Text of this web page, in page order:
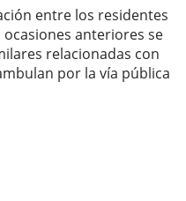
entre los residentes
anteriores se
relacionadas con
por la vía pública